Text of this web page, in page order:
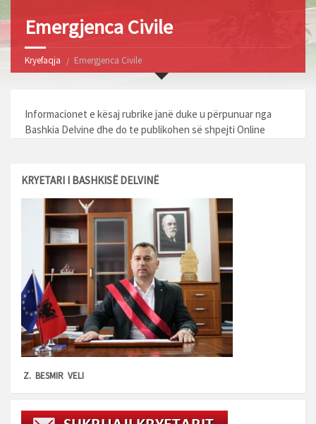
Emergjenca Civile
Kryefaqja Emergjenca Civile
Informacionet e kësaj rubrike janë duke u përpunuar nga
Bashkia Delvine dhe do te publikohen së shpejti Online
KRYETARI I BASHKISË DELVINË
Z. BESMIR VELI